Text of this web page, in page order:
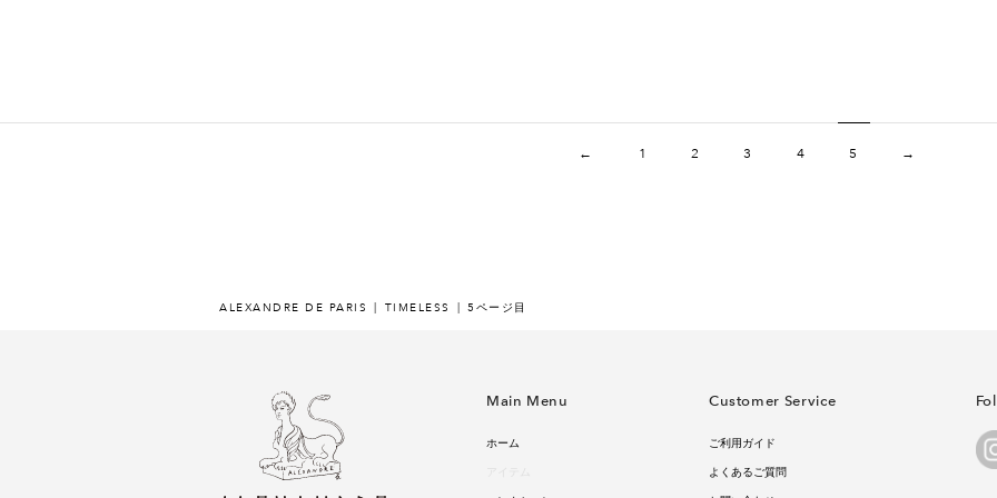
← 1 2 3 4 5 →
ALEXANDRE DE PARIS TIMELESS 5ページ目
Main Menu
ホーム
Customer Service
ご利用ガイド
よくあるご質問